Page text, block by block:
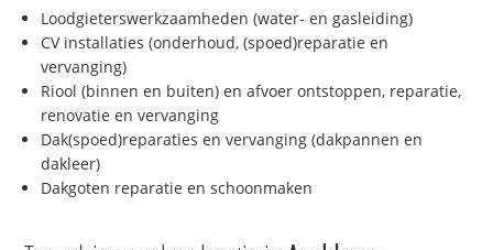
Loodgieterswerkzaamheden (water- en gasleiding)
CV installaties (onderhoud, (spoed)reparatie en
vervanging)
Riool (binnen en buiten) en afvoer ontstoppen, reparatie,
renovatie en vervanging
Dak(spoed)reparaties en vervanging (dakpannen en
dakleer)
Dakgoten reparatie en schoonmaken